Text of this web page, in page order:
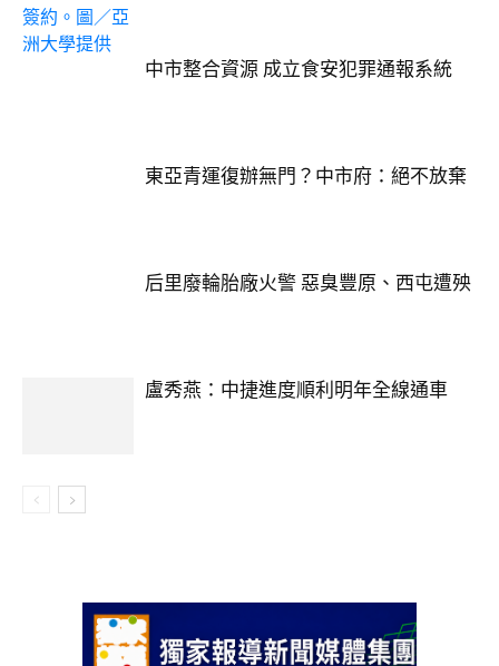
中市整合資源 成立食安犯罪通報系統
東亞青運復辦無門？中市府：絕不放棄
后里廢輪胎廠火警 惡臭豐原、西屯遭殃
盧秀燕：中捷進度順利明年全線通車